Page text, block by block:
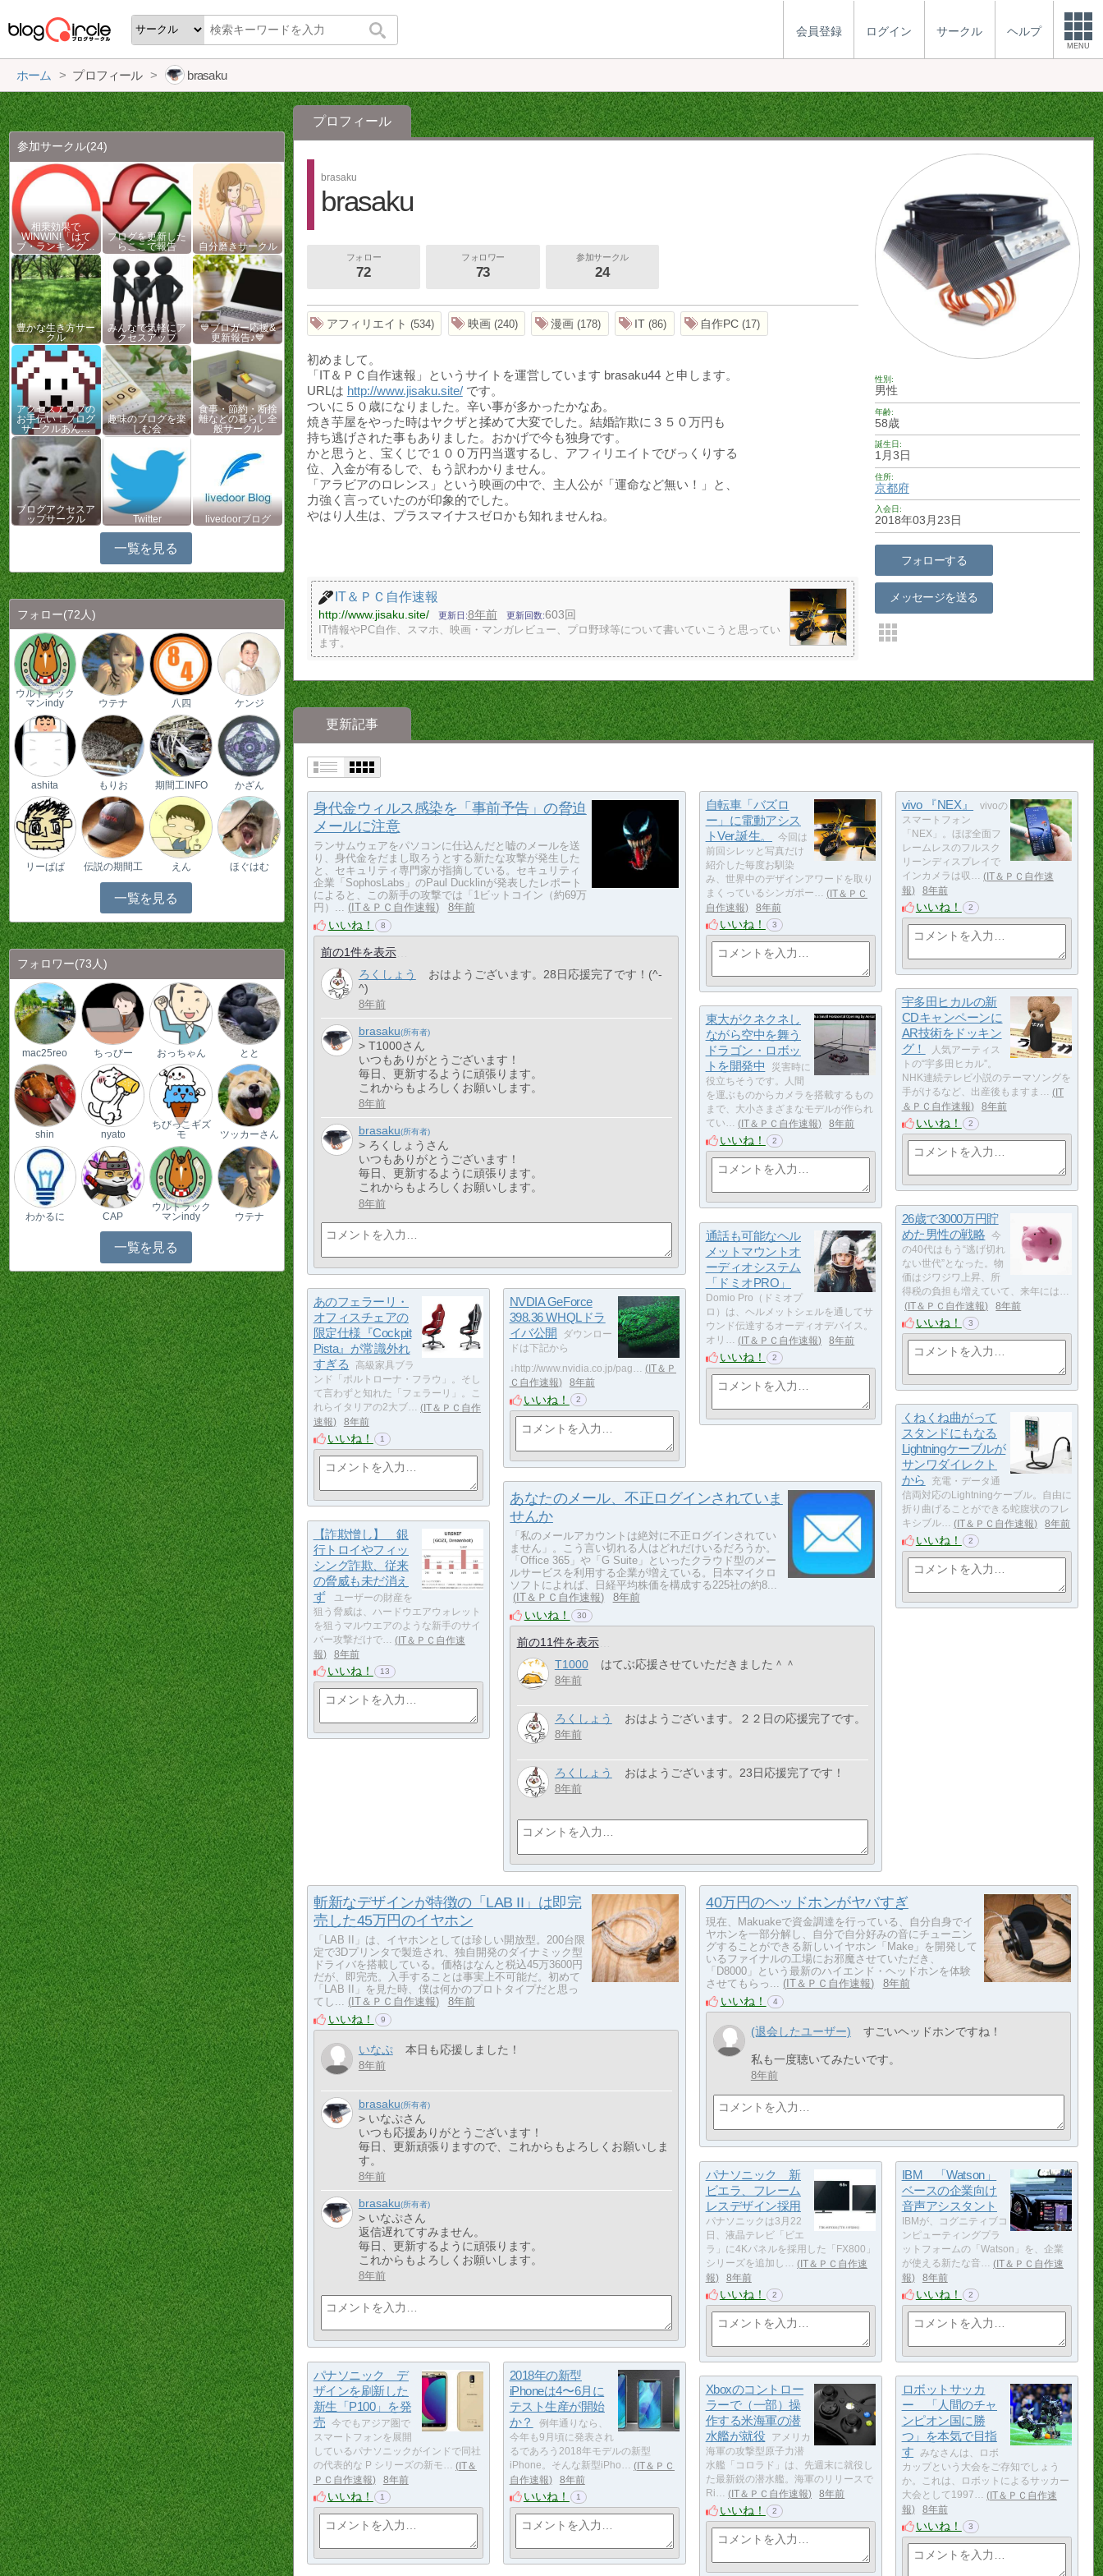
会員登録 ログイン サークル ヘルプ
MENU
ホーム プロフィール brasaku
プロフィール
brasaku
brasaku
フォロー
72
フォロワー
73
参加サークル
24
性別
男性
年齢
58歳
誕生日
1月3日
住所
京都府
入会日
2018年03月23日
フォローする
メッセージを送る
アフィリエイト 534 映画 240 漫画 178 IT 86 自作PC 17
初めまして。
「IT＆ＰＣ自作速報」というサイトを運営しています brasaku44 と申します。
URLは http://www.jisaku.site/です。
ついに５０歳になりました。辛い事が多かったかなあ。
焼き芋屋をやった時はヤクザと揉めて大変でした。結婚詐欺に３５０万円も
持ち逃げされた事もありました。おかげで今も独身です。
かと思うと、宝くじで１００万円当選するし、アフィリエイトでびっくりする
位、入金が有るしで、もう訳わかりません。
「アラビアのロレンス」という映画の中で、主人公が「運命など無い！」と、
力強く言っていたのが印象的でした。
やはり人生は、プラスマイナスゼロかも知れませんね。
IT＆ＰＣ自作速報
http://www.jisaku.site/ 更新日 8年前 更新回数 603回
IT情報やPC自作、スマホ、映画・マンガレビュー、プロ野球等について書いていこうと思ってい
ます。
更新記事
身代金ウィルス感染を「事前予告」の脅迫
メールに注意
ランサムウェアをパソコンに仕込んだと嘘のメールを送
り、身代金をだまし取ろうとする新たな攻撃が発生した
と、セキュリティ専門家が指摘している。セキュリティ
企業「SophosLabs」のPaul Ducklinが発表したレポート
によると、この新手の攻撃では「1ビットコイン（約69万
円）...
IT＆ＰＣ自作速報 8年前
いいね！ 8
前の1件を表示
ろくしょう
おはようございます。28日応援完了です！(^-
^)
8年前
brasaku
> T1000さん
いつもありがとうございます！
毎日、更新するように頑張ります。
これからもよろしくお願いします。
8年前
brasaku
> ろくしょうさん
いつもありがとうございます！
毎日、更新するように頑張ります。
これからもよろしくお願いします。
8年前
自転車「バズロ
ー」に電動アシス
トVer.誕生。
今回は
前回シレッと写真だけ
紹介した毎度お馴染
み、世界中のデザインアワードを取り
まくっているシンガポー…
IT＆ＰＣ
自作速報
8年前
いいね！ 3
vivo 『NEX』
vivoの
スマートフォン
「NEX」。ほぼ全面フ
レームレスのフルスク
リーンディスプレイで
インカメラは収…
IT＆ＰＣ自作速
報
8年前
いいね！ 2
宇多田ヒカルの新
CDキャンペーンに
AR技術をドッキン
グ！
人気アーティス
トの“宇多田ヒカル”。
NHK連続テレビ小説のテーマソングを
手がけるなど、出産後もますま…
IT
＆ＰＣ自作速報
8年前
いいね！ 2
東大がクネクネし
ながら空中を舞う
ドラゴン・ロボッ
トを開発中
災害時に
役立ちそうです。人間
を運ぶものからカメラを搭載するもの
まで、大小さまざまなモデルが作られ
てい…
IT＆ＰＣ自作速報 8年前
いいね！ 2
26歳で3000万円貯
めた男性の戦略
今
の40代はもう“逃げ切れ
ない世代”となった。物
価はジワジワ上昇、所
得税の負担も増えていて、来年には…
IT＆ＰＣ自作速報
8年前
いいね！ 3
通話も可能なヘル
メットマウントオ
ーディオシステム
「ドミオPRO」
Domio Pro（ドミオプ
ロ）は、ヘルメットシェルを通してサ
ウンド伝達するオーディオデバイス。
オリ…
IT＆ＰＣ自作速報 8年前
いいね！ 2
あのフェラーリ・
オフィスチェアの
限定仕様『Cockpit
Pista』が常識外れ
すぎる
高級家具ブラ
ンド「ポルトローナ・フラウ」。そし
て言わずと知れた「フェラーリ」。こ
れらイタリアの2大ブ…
IT＆ＰＣ自作
速報
8年前
いいね！ 1
NVDIA GeForce
398.36 WHQLドラ
イバ公開
ダウンロー
ドは下記から
↓http://www.nvidia.co.jp/pag…
IT＆Ｐ
Ｃ自作速報
8年前
いいね！ 2
くねくね曲がって
スタンドにもなる
Lightningケーブルが
サンワダイレクト
から
充電・データ通
信両対応のLightningケーブル。自由に
折り曲げることができる蛇腹状のフレ
キシブル…
IT＆ＰＣ自作速報 8年前
いいね！ 2
あなたのメール、不正ログインされていま
せんか
「私のメールアカウントは絶対に不正ログインされてい
ません」。こう言い切れる人はどれだけいるだろうか。
「Office 365」や「G Suite」といったクラウド型のメー
ルサービスを利用する企業が増えている。日本マイクロ
ソフトによれば、日経平均株価を構成する225社の約8...
IT＆ＰＣ自作速報
8年前
いいね！ 30
前の11件を表示
T1000
はてぶ応援させていただきました＾＾
8年前
ろくしょう おはようございます。２２日の応援完了です。
8年前
ろくしょう おはようございます。23日応援完了です！
8年前
【詐欺憎し】 銀
行トロイやフィッ
シング詐欺、従来
の脅威も未だ消え
ず
ユーザーの財産を
狙う脅威は、ハードウエアウォレット
を狙うマルウエアのような新手のサイ
バー攻撃だけで…
IT＆ＰＣ自作速
報
8年前
いいね！ 13
斬新なデザインが特徴の「LAB II」は即完
売した45万円のイヤホン
「LAB II」は、イヤホンとしては珍しい開放型。200台限
定で3Dプリンタで製造され、独自開発のダイナミック型
ドライバを搭載している。価格はなんと税込45万3600円
だが、即完売。入手することは事実上不可能だ。初めて
「LAB II」を見た時、僕は何かのプロトタイプだと思っ
てし...
IT＆ＰＣ自作速報 8年前
いいね！ 9
いなぷ 本日も応援しました！
8年前
brasaku
> いなぷさん
いつも応援ありがとうございます！
毎日、更新頑張りますので、これからもよろしくお願いしま
す。
8年前
brasaku
> いなぷさん
返信遅れてすみません。
毎日、更新するように頑張ります。
これからもよろしくお願いします。
8年前
40万円のヘッドホンがヤバすぎ
現在、Makuakeで資金調達を行っている、自分自身でイ
ヤホンを一部分解し、自分で自分好みの音にチューニン
グすることができる新しいイヤホン「Make」を開発して
いるファイナルの工場にお邪魔させていただき、
「D8000」という最新のハイエンド・ヘッドホンを体験
させてもらっ...
IT＆ＰＣ自作速報 8年前
いいね！ 4
(退会したユーザー) すごいヘッドホンですね！
私も一度聴いてみたいです。
8年前
パナソニック 新
ビエラ、フレーム
レスデザイン採用
パナソニックは3月22
日、液晶テレビ「ビエ
ラ」に4Kパネルを採用した「FX800」
シリーズを追加し…
IT＆ＰＣ自作速
報
8年前
いいね！ 2
IBM 「Watson」
ベースの企業向け
音声アシスタント
IBMが、コグニティブコ
ンピューティングプラ
ットフォームの「Watson」を、企業
が使える新たな音…
IT＆ＰＣ自作速
報
8年前
いいね！ 2
パナソニック デ
ザインを刷新した
新生「P100」を発
売
今でもアジア圏で
スマートフォンを展開
しているパナソニックがインドで同社
の代表的な P シリーズの新モ…
IT＆
ＰＣ自作速報
8年前
いいね！ 1
2018年の新型
iPhoneは4〜6月に
テスト生産が開始
か？
例年通りなら、
今年も9月頃に発表され
るであろう2018年モデルの新型
iPhone。そんな新型iPho…
IT＆ＰＣ
自作速報
8年前
いいね！ 1
Xboxのコントロー
ラーで（一部）操
作する米海軍の潜
水艦が就役
アメリカ
海軍の攻撃型原子力潜
水艦「コロラド」は、先週末に就役し
た最新鋭の潜水艦。海軍のリリースで
Ri…
IT＆ＰＣ自作速報 8年前
いいね！ 2
ロボットサッカ
ー 「人間のチャ
ンピオン国に勝
つ」を本気で目指
す
みなさんは、ロボ
カップという大会をご存知でしょう
か。これは、ロボットによるサッカー
大会として1997…
IT＆ＰＣ自作速
報
8年前
いいね！ 3
参加サークル(24)
相乗効果で
WINWIN!「はて
ブ・ランキング…
ブログを更新した
らここで報告
自分磨きサークル
豊かな生き方サー
クル
みんなで気軽にア
クセスアップ
💙ブロガー応援&
更新報告♪💙
アクセスアップの
お手伝い！ブログ
サークルあん…
趣味のブログを楽
しむ会
食事・節約・断捨
離などの暮らし全
般サークル
ブログアクセスア
ップサークル
Twitter livedoorブログ
一覧を見る
フォロー(72人)
ウルトラック
マンindy
ウテナ 八四 ケンジ
ashita もりお 期間工INFO かざん
リーぱぱ 伝説の期間工 えん ほぐはむ
一覧を見る
フォロワー(73人)
mac25reo ちっびー おっちゃん とと
shin nyato
ちびっこギズ
モ
ツッカーさん
わかるに CAP
ウルトラック
マンindy
ウテナ
一覧を見る